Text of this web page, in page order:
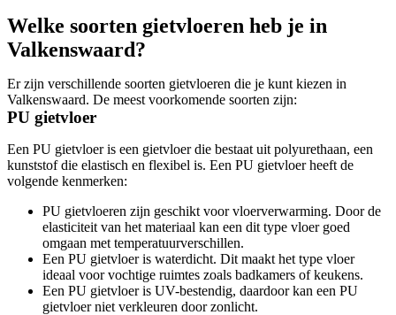
Welke soorten gietvloeren heb je in
Valkenswaard?
Er zijn verschillende soorten gietvloeren die je kunt kiezen in
Valkenswaard. De meest voorkomende soorten zijn:
PU gietvloer
Een PU gietvloer is een gietvloer die bestaat uit polyurethaan, een
kunststof die elastisch en flexibel is. Een PU gietvloer heeft de
volgende kenmerken:
PU gietvloeren zijn geschikt voor vloerverwarming. Door de
elasticiteit van het materiaal kan een dit type vloer goed
omgaan met temperatuurverschillen.
Een PU gietvloer is waterdicht. Dit maakt het type vloer
ideaal voor vochtige ruimtes zoals badkamers of keukens.
Een PU gietvloer is UV-bestendig, daardoor kan een PU
gietvloer niet verkleuren door zonlicht.